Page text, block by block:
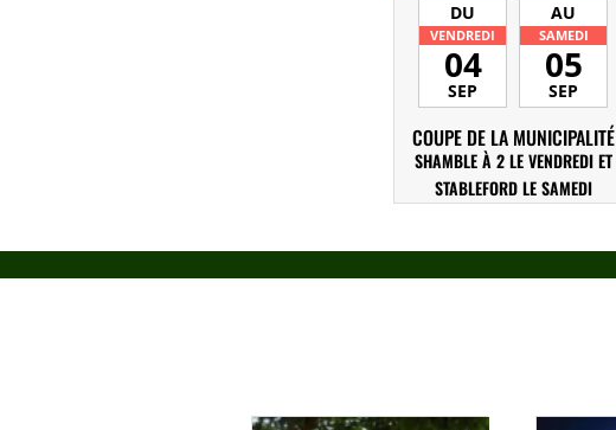
DU
VENDREDI
04
SEP
AU
SAMEDI
05
SEP
COUPE DE LA MUNICIPALITÉ
SHAMBLE À 2 LE VENDREDI ET
STABLEFORD LE SAMEDI